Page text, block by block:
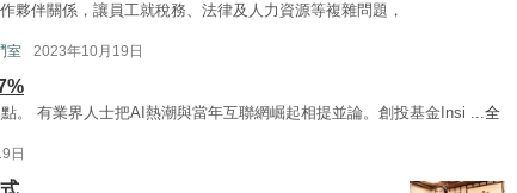
夥伴關係，讓員工就稅務、法律及人力資源等複雜問題，
室 2023年10月19日
。 有業界人士把AI熱潮與當年互聯網崛起相提並論。創投基金Insi ...全
日